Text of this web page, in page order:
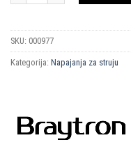
SKU: 000977
Kategorija: Napajanja za struju